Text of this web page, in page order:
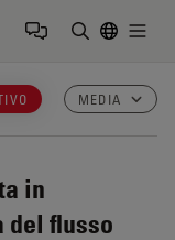
MEDIA
in
del flusso